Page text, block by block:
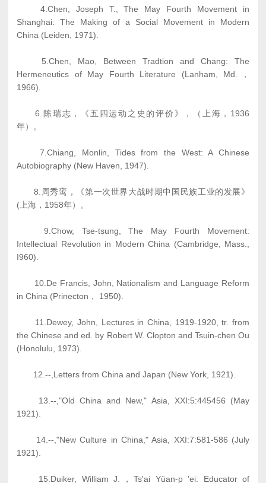
4.Chen, Joseph T., The May Fourth Movement in
Shanghai: The Making of a Social Movement in Modern
China (Leiden, 1971).
5.Chen, Mao, Between Tradtion and Chang: The
Hermeneutics of May Fourth Literature (Lanham, Md.，
1966).
6.陈瑞志，《五四运动之史的评价》，（上海，1936
年）。
7.Chiang, Monlin, Tides from the West: A Chinese
Autobiography (New Haven, 1947).
8.周秀鸾，《第一次世界大战时期中国民族工业的发展》
(上海，1958年）。
9.Chow, Tse-tsung, The May Fourth Movement:
Intellectual Revolution in Modern China (Cambridge, Mass.,
I960).
10.De Francis, John, Nationalism and Language Reform
in China (Prinecton， 1950).
11.Dewey, John, Lectures in China, 1919-1920, tr. from
the Chinese and ed. by Robert W. Clopton and Tsuin-chen Ou
(Honolulu, 1973).
12.--,Letters from China and Japan (New York, 1921).
13.--,"Old China and New," Asia, XXI:5:445456 (May
1921).
14.--,"New Culture in China," Asia, XXI:7:581-586 (July
1921).
15.Duiker, William J.，Ts'ai Yüan-p 'ei: Educator of